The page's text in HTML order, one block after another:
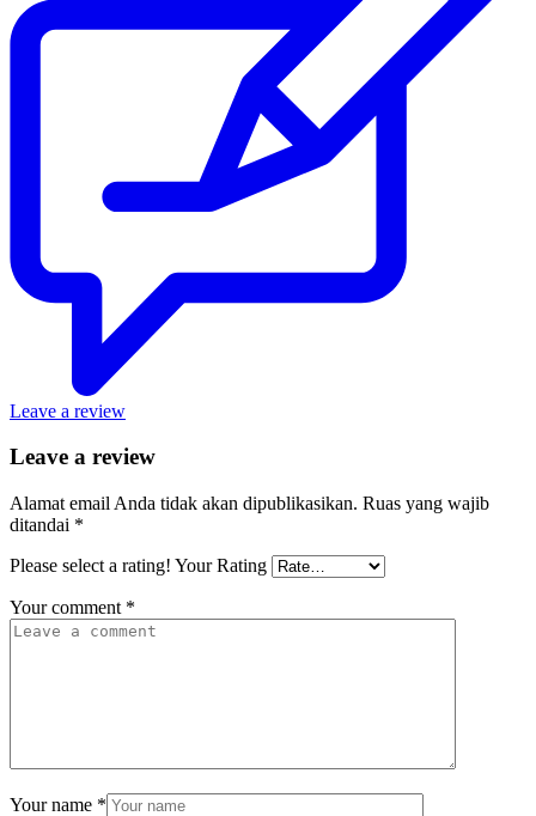
Leave a review
Leave a review
Alamat email Anda tidak akan dipublikasikan. Ruas yang wajib
ditandai *
Please select a rating! Your Rating
Your comment *
Your name *